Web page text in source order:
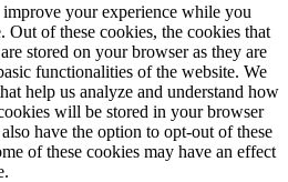
your experience while you
Out of these cookies, the cookies that
stored on your browser as they are
functionalities of the website. We
help us analyze and understand how
will be stored in your browser
have the option to opt-out of these
of these cookies may have an effect